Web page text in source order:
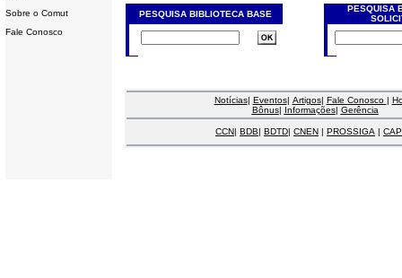
Sobre o Comut
Fale Conosco
PESQUISA BIBLIOTECA BASE
PESQUISA
Notícias| Eventos| Artigos| Fale Conosco |
Bônus| Informações| Gerência
CCN| BDB| BDTD| CNEN | PROSSIGA |